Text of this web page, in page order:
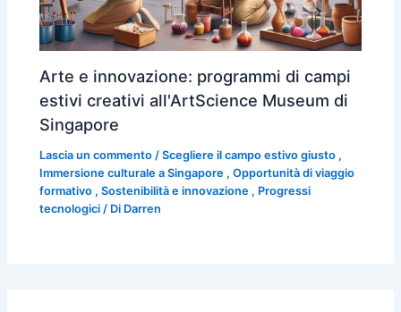
Arte e innovazione: programmi di campi
estivi creativi all'ArtScience Museum di
Singapore
Lascia un commento /Scegliere il campo estivo giusto ,
Immersione culturale a Singapore ,Opportunità di viaggio
formativo ,Sostenibilità e innovazione , Progressi
tecnologici / Di Darren